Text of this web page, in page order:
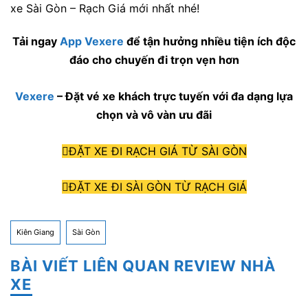
xe Sài Gòn – Rạch Giá mới nhất nhé!
Tải ngay App Vexere để tận hưởng nhiều tiện ích độc
đáo cho chuyến đi trọn vẹn hơn
Vexere – Đặt vé xe khách trực tuyến với đa dạng lựa
chọn và vô vàn ưu đãi
ĐẶT XE ĐI RẠCH GIÁ TỪ SÀI GÒN
ĐẶT XE ĐI SÀI GÒN TỪ RẠCH GIÁ
Kiên Giang Sài Gòn
BÀI VIẾT LIÊN QUAN REVIEW NHÀ
XE